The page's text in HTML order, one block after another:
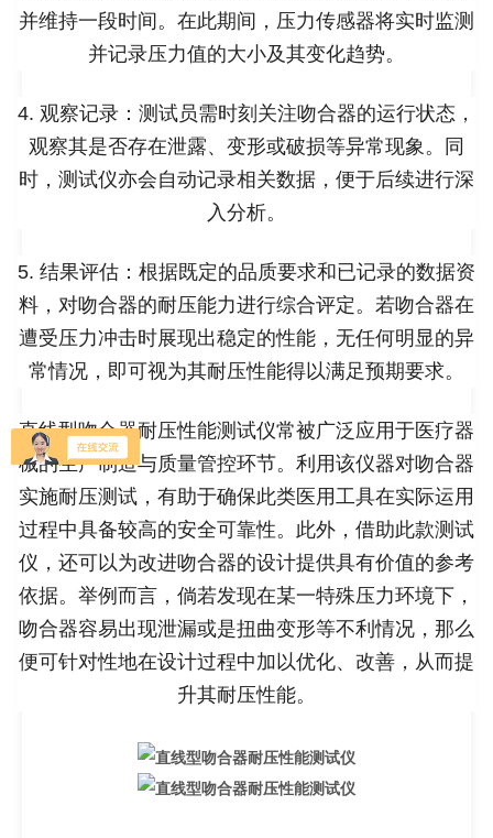
并维持一段时间。在此期间，压力传感器将实时监测
并记录压力值的大小及其变化趋势。
4. 观察记录：测试员需时刻关注吻合器的运行状态，
观察其是否存在泄露、变形或破损等异常现象。同
时，测试仪亦会自动记录相关数据，便于后续进行深
入分析。
5. 结果评估：根据既定的品质要求和已记录的数据资
料，对吻合器的耐压能力进行综合评定。若吻合器在
遭受压力冲击时展现出稳定的性能，无任何明显的异
常情况，即可视为其耐压性能得以满足预期要求。
直线型吻合器耐压性能测试仪常被广泛应用于医疗器
械的生产制造与质量管控环节。利用该仪器对吻合器
实施耐压测试，有助于确保此类医用工具在实际运用
过程中具备较高的安全可靠性。此外，借助此款测试
仪，还可以为改进吻合器的设计提供具有价值的参考
依据。举例而言，倘若发现在某一特殊压力环境下，
吻合器容易出现泄漏或是扭曲变形等不利情况，那么
便可针对性地在设计过程中加以优化、改善，从而提
升其耐压性能。